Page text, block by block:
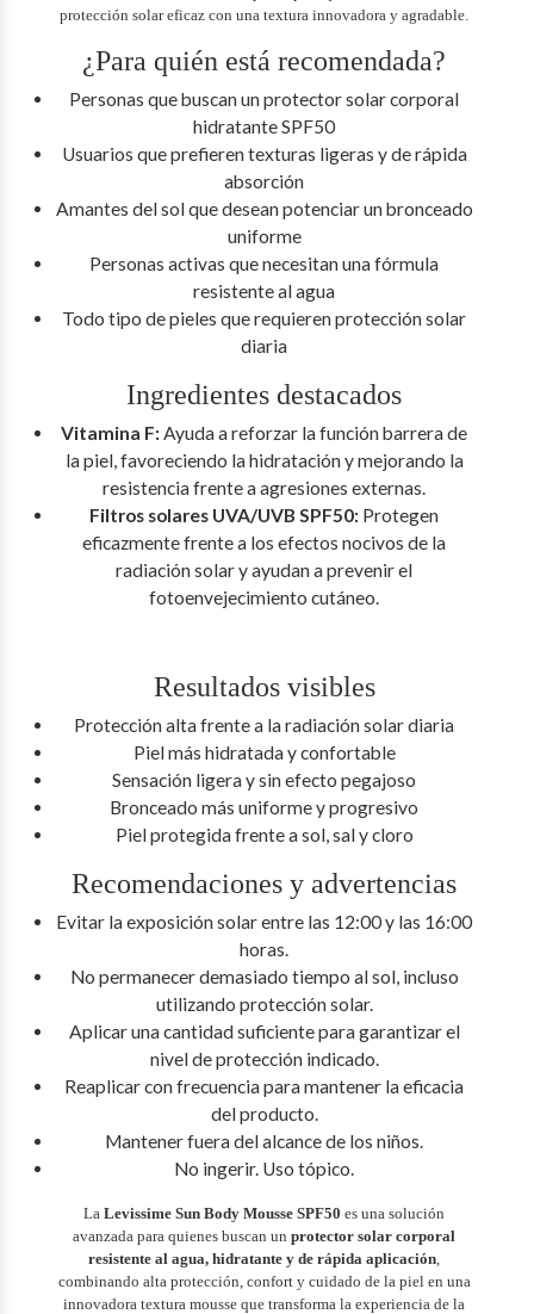
protección solar eficaz con una textura innovadora y agradable.
¿Para quién está recomendada?
Personas que buscan un protector solar corporal
hidratante SPF50
Usuarios que prefieren texturas ligeras y de rápida
absorción
Amantes del sol que desean potenciar un bronceado
uniforme
Personas activas que necesitan una fórmula
resistente al agua
Todo tipo de pieles que requieren protección solar
diaria
Ingredientes destacados
Vitamina F:Ayuda a reforzar la función barrera de
la piel, favoreciendo la hidratación y mejorando la
resistencia frente a agresiones externas.
Filtros solares UVA/UVB SPF50: Protegen
eficazmente frente a los efectos nocivos de la
radiación solar y ayudan a prevenir el
fotoenvejecimiento cutáneo.
Resultados visibles
Protección alta frente a la radiación solar diaria
Piel más hidratada y confortable
Sensación ligera y sin efecto pegajoso
Bronceado más uniforme y progresivo
Piel protegida frente a sol, sal y cloro
Recomendaciones y advertencias
Evitar la exposición solar entre las 12:00 y las 16:00
horas.
No permanecer demasiado tiempo al sol, incluso
utilizando protección solar.
Aplicar una cantidad suficiente para garantizar el
nivel de protección indicado.
Reaplicar con frecuencia para mantener la eficacia
del producto.
Mantener fuera del alcance de los niños.
No ingerir. Uso tópico.
LaLevissime Sun Body Mousse SPF50 es una solución
avanzada para quienes buscan unprotector solar corporal
resistente al agua, hidratante y de rápida aplicación
combinando alta protección, confort y cuidado de la piel en una
innovadora textura mousse que transforma la experiencia de la